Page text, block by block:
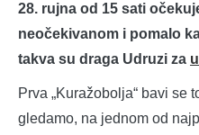
28. rujna od 15 sati
neočekivanom i pomalo
takva su draga Udruzi za
Prva „Kuražobolja“ bavi se
gledamo, na jednom od